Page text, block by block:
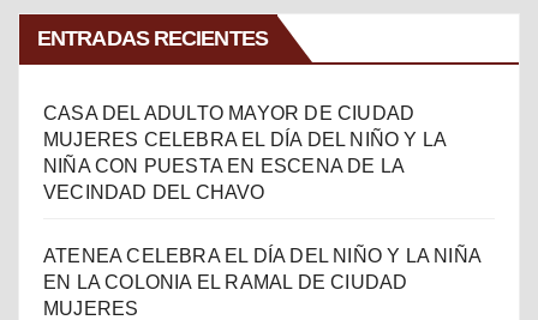
ENTRADAS RECIENTES
CASA DEL ADULTO MAYOR DE CIUDAD
MUJERES CELEBRA EL DÍA DEL NIÑO Y LA
NIÑA CON PUESTA EN ESCENA DE LA
VECINDAD DEL CHAVO
ATENEA CELEBRA EL DÍA DEL NIÑO Y LA NIÑA
EN LA COLONIA EL RAMAL DE CIUDAD
MUJERES